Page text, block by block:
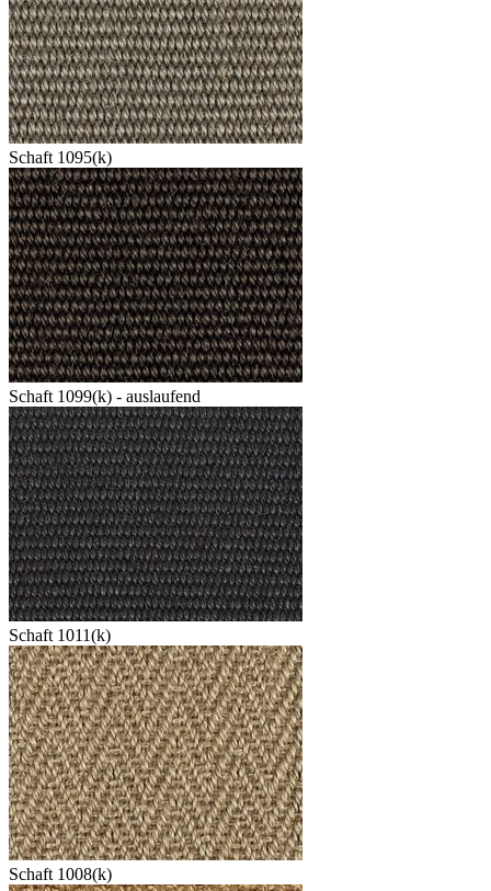
Schaft 1095(k)
Schaft 1099(k) - auslaufend
Schaft 1011(k)
Schaft 1008(k)